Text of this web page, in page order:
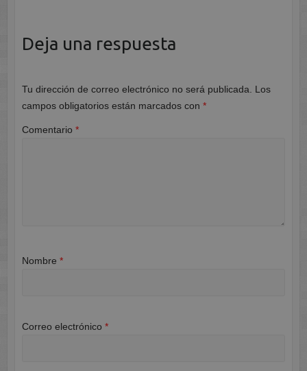
Deja una respuesta
Tu dirección de correo electrónico no será publicada.
Los
campos obligatorios están marcados con *
Comentario *
Nombre *
Correo electrónico *